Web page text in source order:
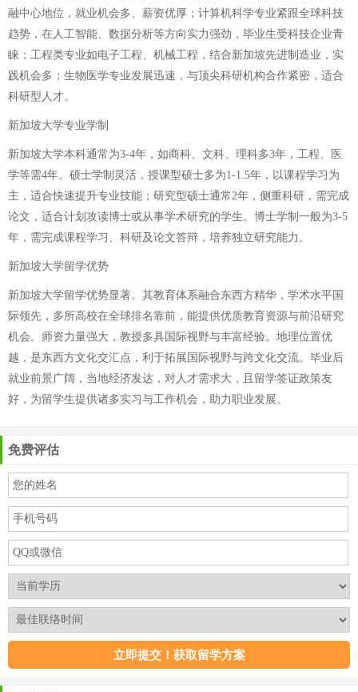
融中心地位，就业机会多、薪资优厚；计算机科学专业紧跟全球科技
趋势，在人工智能、数据分析等方向实力强劲，毕业生受科技企业青
睐；工程类专业如电子工程、机械工程，结合新加坡先进制造业，实
践机会多；生物医学专业发展迅速，与顶尖科研机构合作紧密，适合
科研型人才。
新加坡大学专业学制
新加坡大学本科通常为3-4年，如商科、文科、理科多3年，工程、医
学等需4年。硕士学制灵活，授课型硕士多为1-1.5年，以课程学习为
主，适合快速提升专业技能；研究型硕士通常2年，侧重科研，需完成
论文，适合计划攻读博士或从事学术研究的学生。博士学制一般为3-5
年，需完成课程学习、科研及论文答辩，培养独立研究能力。
新加坡大学留学优势
新加坡大学留学优势显著。其教育体系融合东西方精华，学术水平国
际领先，多所高校在全球排名靠前，能提供优质教育资源与前沿研究
机会。师资力量强大，教授多具国际视野与丰富经验。地理位置优
越，是东西方文化交汇点，利于拓展国际视野与跨文化交流。毕业后
就业前景广阔，当地经济发达，对人才需求大，且留学签证政策友
好，为留学生提供诸多实习与工作机会，助力职业发展。
免费评估